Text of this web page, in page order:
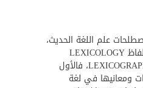
علم اللغة الحديث،
بين علم المفردات أو الألفاظ LEXICOLOGY
والصناعة المعجمية LEXICOGRAPHY، فالأول
ومعانيها في لغة